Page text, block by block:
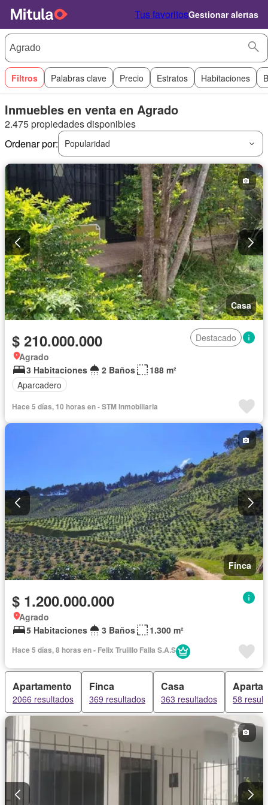
Tus favoritosGestionar alertas
Filtros Palabras clave Precio Estratos Habitaciones
Inmuebles en venta en Agrado
2.475 propiedades disponibles
Ordenar por:
Popularidad
Casa
$ 210.000.000
Destacado
Agrado
3 Habitaciones
2 Baños
188 m²
Aparcadero
Hace 5 días, 10 horas en - STM Inmobiliaria
Finca
$ 1.200.000.000
Agrado
5 Habitaciones
3 Baños 1.300 m²
Hace 5 días, 8 horas en - Felix Truiillo Falla S.A.S
Apartamento
2066 resultados
Finca
369 resultados
Casa
363 resultados 58